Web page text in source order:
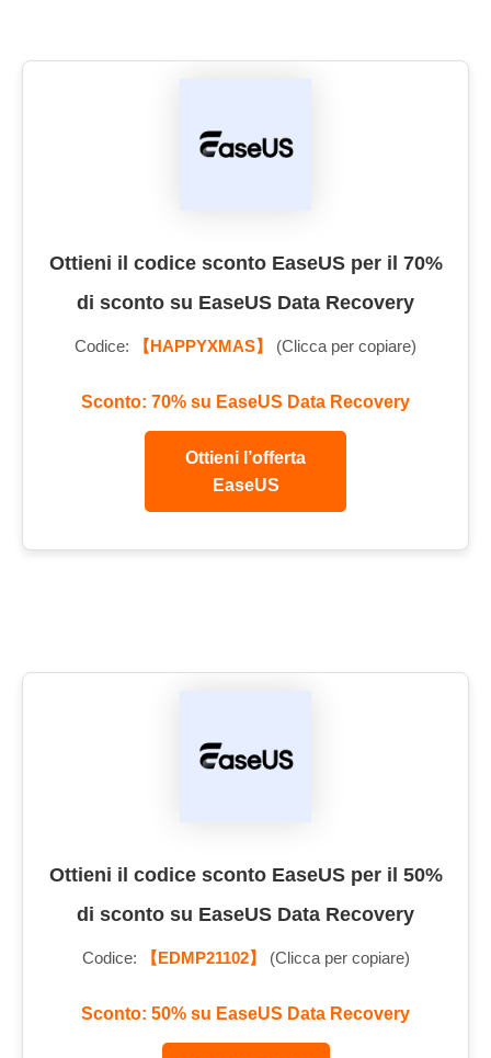
Ottieni il codice sconto EaseUS per il 70%
di sconto su EaseUS Data Recovery
Codice: 【HAPPYXMAS】 (Clicca per copiare)
Sconto: 70% su EaseUS Data Recovery
Ottieni l’offerta
EaseUS
Ottieni il codice sconto EaseUS per il 50%
di sconto su EaseUS Data Recovery
Codice: 【EDMP21102】 (Clicca per copiare)
Sconto: 50% su EaseUS Data Recovery